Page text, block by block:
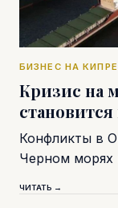
БИЗНЕС НА КИПРЕ
Кризис на
Конфликты в
Черном морях
ЧИТАТЬ →